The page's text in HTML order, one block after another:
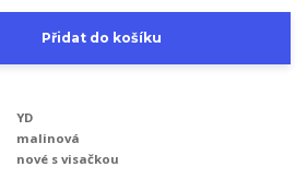
Přidat do košíku
YD
malinová
nové s visačkou